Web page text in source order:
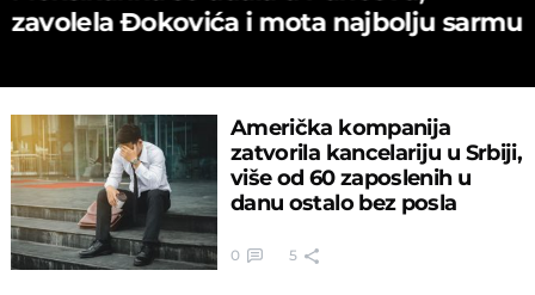
zavolela Đokovića i mota najbolju sarmu
Američka kompanija
zatvorila kancelariju u Srbiji,
više od 60 zaposlenih u
danu ostalo bez posla
0 5